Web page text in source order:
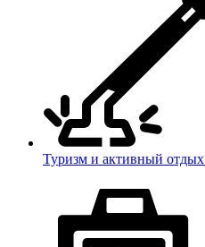
Туризм и активный отдых